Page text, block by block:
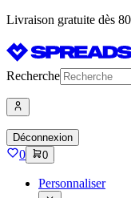
Livraison gratuite dès
Recherche
Déconnexion
0 0
Personnaliser